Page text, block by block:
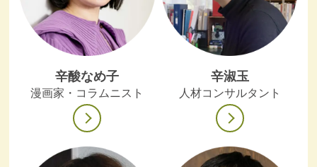
辛酸なめ子
漫画家・コラムニスト
辛淑玉
人材コンサルタント